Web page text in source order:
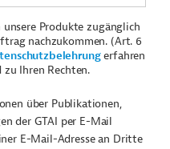
Produkte zugänglich
nachzukommen. (Art. 6
erfahren
zu Ihren Rechten.
über Publikationen,
der GTAI per E-Mail
E-Mail-Adresse an Dritte